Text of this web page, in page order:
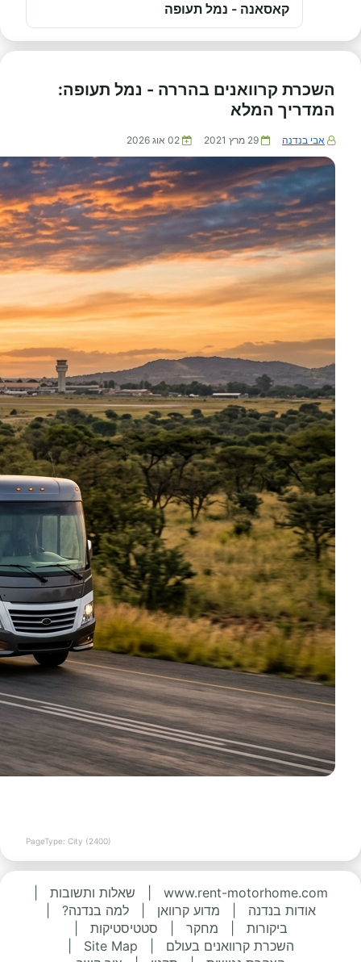
קאסאנה - נמל תעופה
השכרת קרוואנים בהררה - נמל תעופה:
המדריך המלא
אבי בנדנה 29 מרץ 2021 02 אוג 2026
PageType: City (2400)
www.rent-motorhome.com שאלות ותשובות
אודות בנדנה
מדוע קרוואן למה בנדנה?
ביקורות
מחקר סטטיסטיקות
השכרת קרוואנים בעולם
Site Map